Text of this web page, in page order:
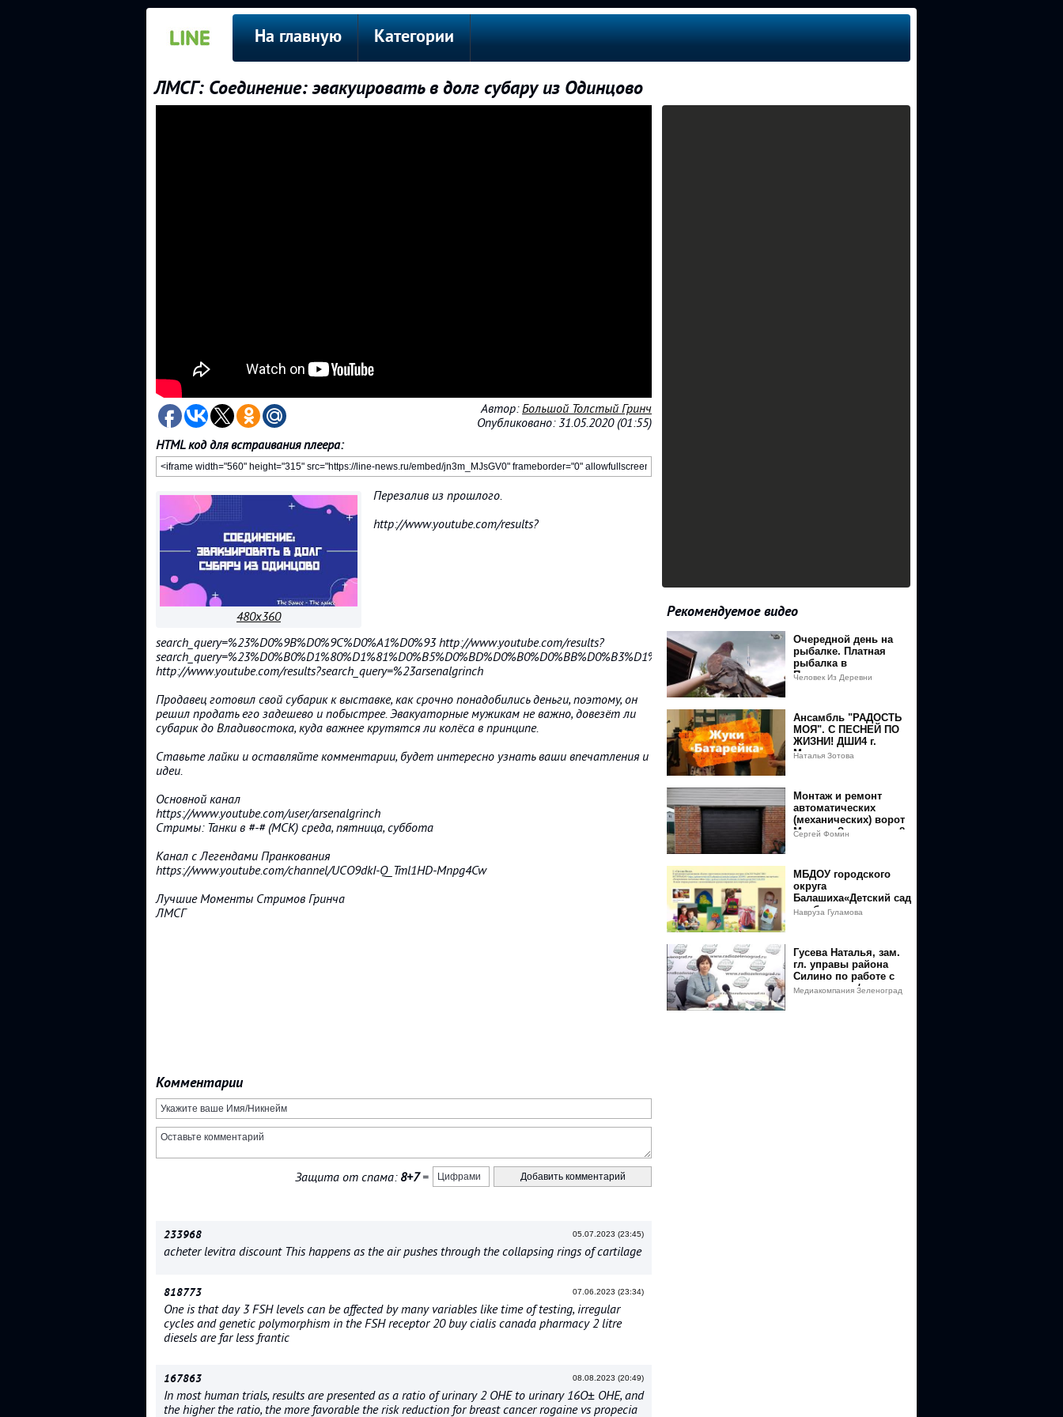
На главную Категории
ЛМСГ: Соединение: эвакуировать в долг субару из Одинцово
Автор:Большой Толстый Гринч
Опубликовано: 31.05.2020 (01:55)
HTML код для встраивания плеера:
480x360
Перезалив из прошлого.
http://www.youtube.com/results?
search_query=%23%D0%9B%D0%9C%D0%A1%D0%93 http://www.youtube.com/results?
search_query=%23%D0%B0%D1%80%D1%81%D0%B5%D0%BD%D0%B0%D0%BB%D0%B3%D1%80%D0%B8%D0%BD%D1%87
http://www.youtube.com/results?search_query=%23arsenalgrinch
Продавец готовил свой субарик к выставке, как срочно понадобились деньги, поэтому, он
решил продать его задешево и побыстрее. Эвакуаторные мужикам не важно, довезёт ли
субарик до Владивостока, куда важнее крутятся ли колёса в принципе.
Ставьте лайки и оставляйте комментарии, будет интересно узнать ваши впечатления и
идеи.
Основной канал
https://www.youtube.com/user/arsenalgrinch
Стримы: Танки в #-# (МСК) среда, пятница, суббота
Канал с Легендами Пранкования
https://www.youtube.com/channel/UCO9dkI-Q_Tml1HD-Mnpg4Cw
Лучшие Моменты Стримов Гринча
ЛМСГ
Комментарии
Защита от спама: 8+7=
233968 05.07.2023 (23:45)
acheter levitra discount This happens as the air pushes through the collapsing rings of cartilage
818773 07.06.2023 (23:34)
One is that day 3 FSH levels can be affected by many variables like time of testing, irregular
cycles and genetic polymorphism in the FSH receptor 20 buy cialis canada pharmacy 2 litre
diesels are far less frantic
167863 08.08.2023 (20:49)
In most human trials, results are presented as a ratio of urinary 2 OHE to urinary 16О± OHE, and
the higher the ratio, the more favorable the risk reduction for breast cancer rogaine vs propecia
Рекомендуемое видео
Очередной день на
рыбалке. Платная
рыбалка в
Подмосковье.
Человек Из Деревни
Ансамбль "РАДОСТЬ
МОЯ". С ПЕСНЕЙ ПО
ЖИЗНИ! ДШИ4 г.
Мытищи
Наталья Зотова
Монтаж и ремонт
автоматических
(механических) ворот
Москва, Зеленоград.8
Сергей Фомин
МБДОУ городского
округа
Балашиха«Детский сад
комбинированного
Навруза Гуламова
Гусева Наталья, зам.
гл. управы района
Силино по работе с
населением /
Медиакомпания Зеленоград